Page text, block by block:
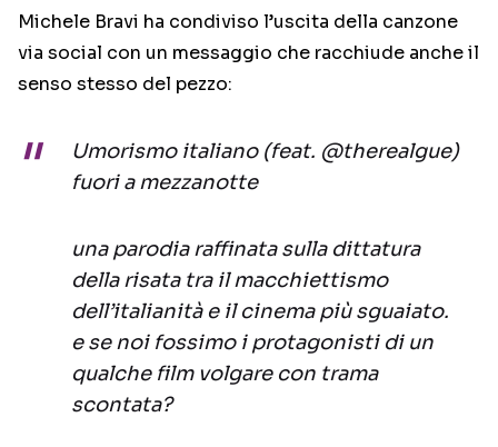
Michele Bravi ha condiviso l’uscita della canzone
via social con un messaggio che racchiude anche il
senso stesso del pezzo:
Umorismo italiano (feat. @therealgue)
fuori a mezzanotte
una parodia raffinata sulla dittatura
della risata tra il macchiettismo
dell’italianità e il cinema più sguaiato.
e se noi fossimo i protagonisti di un
qualche film volgare con trama
scontata?